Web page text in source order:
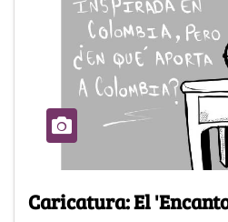
Caricatura: El